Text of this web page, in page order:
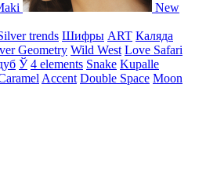
New
trends Шифры ART Каляда
Geometry Wild West Love Safari
Ў 4 elements Snake Kupalle
Accent Double Space Moon